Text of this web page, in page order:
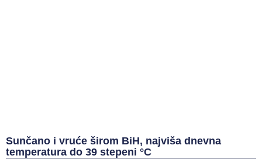
Sunčano i vruće širom BiH, najviša dnevna
temperatura do 39 stepeni °C